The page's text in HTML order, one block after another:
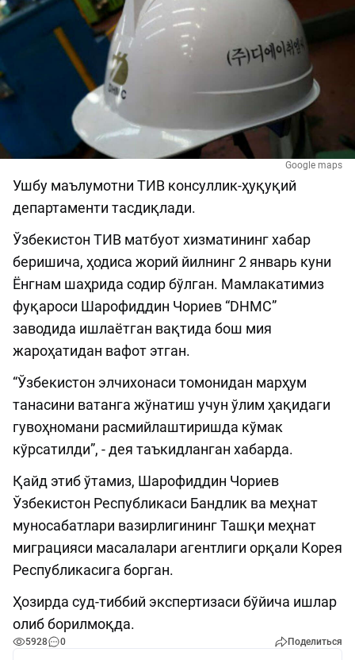
Google maps
Ушбу маълумотни ТИВ консуллик-ҳуқуқий
департаменти тасдиқлади.
Ўзбекистон ТИВ матбуот хизматининг хабар
беришича, ҳодиса жорий йилнинг 2 январь куни
Ёнгнам шаҳрида содир бўлган. Мамлакатимиз
фуқароси Шарофиддин Чориев “DHMC”
заводида ишлаётган вақтида бош мия
жароҳатидан вафот этган.
“Ўзбекистон элчихонаси томонидан марҳум
танасини ватанга жўнатиш учун ўлим ҳақидаги
гувоҳномани расмийлаштиришда кўмак
кўрсатилди”, - дея таъкидланган хабарда.
Қайд этиб ўтамиз, Шарофиддин Чориев
Ўзбекистон Республикаси Бандлик ва меҳнат
муносабатлари вазирлигининг Ташқи меҳнат
миграцияси масалалари агентлиги орқали Корея
Республикасига борган.
Ҳозирда суд-тиббий экспертизаси бўйича ишлар
олиб борилмоқда.
5928 0 Поделиться